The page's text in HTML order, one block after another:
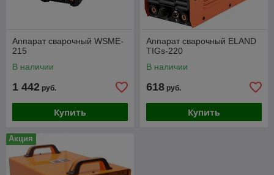
Аппарат сварочный WSME-
215
В наличии
1 442 руб.
Купить
Аппарат сварочный ELAND
TIGs-220
В наличии
618 руб.
Купить
Акция